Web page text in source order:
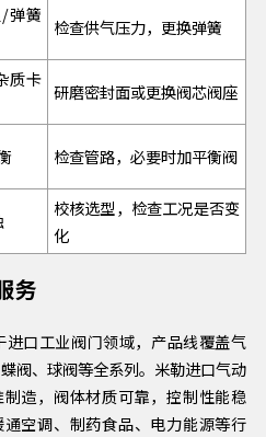
弹簧
检查供气压力，更换弹簧
质卡
研磨密封面或更换阀芯阀座
检查管路，必要时加平衡阀
校核选型，检查工况是否变
化
务
进口工业阀门领域，产品线覆盖气
阀、球阀等全系列。米勒进口气动
造，阀体材质可靠，控制性能稳
空调、制药食品、电力能源等行